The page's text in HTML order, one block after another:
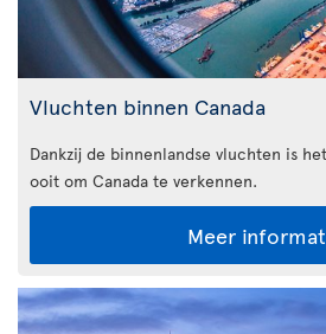
Vluchten binnen Canada
Dankzij de binnenlandse vluchten is
ooit om Canada te verkennen.
Meer